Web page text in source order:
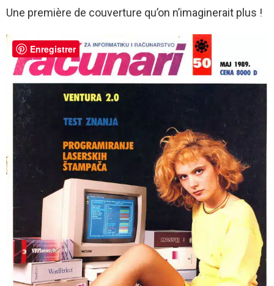
Une première de couverture qu’on n’imaginerait plus !
Enregistrer